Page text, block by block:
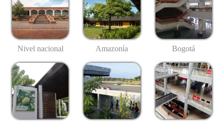
Nivel nacional Amazonía Bogotá